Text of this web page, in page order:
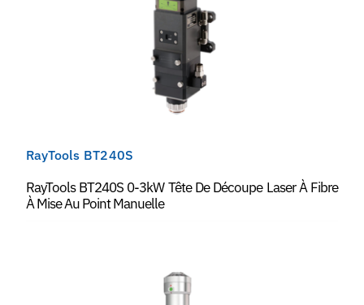
RayTools BT240S
RayTools BT240S 0-3kW Tête De Découpe Laser À Fibre
À Mise Au Point Manuelle